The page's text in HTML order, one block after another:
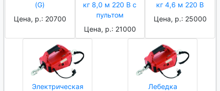
(G)
Цена, р.: 20700
кг 8,0 м 220 В с
пультом
Цена, р.: 21000
кг 4,6 м 220 В
Цена, р.: 25000
Электрическая
Лебедка